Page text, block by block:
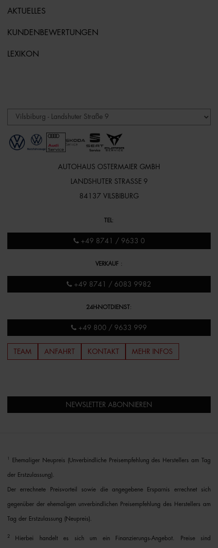
AKTUELLES
KUNDENBEWERTUNGEN
LEXIKON
AUTOHAUS OSTERMAIER GMBH
LANDSHUTER STRASSE 9
84137 VILSBIBURG
TEL :
+49 8741 / 9633 0
VERKAUF :
+49 8741 / 6083 9982
24H-NOTDIENST:
+49 800 / 9633 999
TEAM ANFAHRT KONTAKT MEHR INFOS
NEWSLETTER ABONNIEREN
Ehemaliger Neupreis (Unverbindliche Preisempfehlung des Herstellers am Tag
der Erstzulassung).
Der errechnete Preisvorteil sowie die angegebene Ersparnis errechnet sich
gegenüber der ehemaligen unverbindlichen Preisempfehlung des Herstellers am
Tag der Erstzulassung (Neupreis).
2 Hierbei handelt es sich um ein Finanzierungs-Angebot. Preise sind